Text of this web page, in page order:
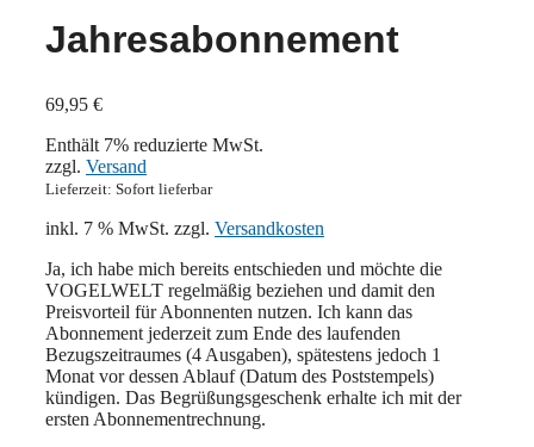
Jahresabonnement
69,95 €
Enthält 7% reduzierte MwSt.
zzgl. Versand
Lieferzeit: Sofort lieferbar
inkl. 7 % MwSt. zzgl. Versandkosten
Ja, ich habe mich bereits entschieden und möchte die
VOGELWELT regelmäßig beziehen und damit den
Preisvorteil für Abonnenten nutzen. Ich kann das
Abonnement jederzeit zum Ende des laufenden
Bezugszeitraumes (4 Ausgaben), spätestens jedoch 1
Monat vor dessen Ablauf (Datum des Poststempels)
kündigen. Das Begrüßungsgeschenk erhalte ich mit der
ersten Abonnementrechnung.